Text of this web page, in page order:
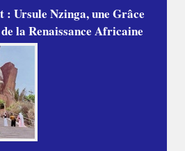
: Ursule Nzinga, une Grâce
la Renaissance Africaine